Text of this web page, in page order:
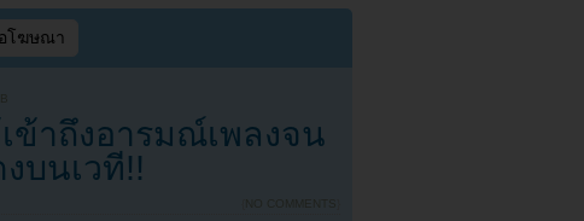
โฆษณา
ข้าถึงอารมณ์เพลงจน
บนเวที!!
NO COMMENTS